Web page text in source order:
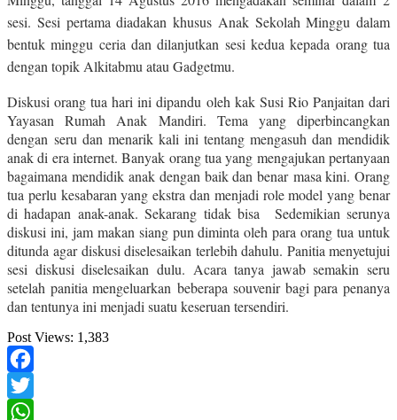
sesi. Sesi pertama diadakan khusus Anak Sekolah Minggu dalam
bentuk minggu ceria dan dilanjutkan sesi kedua kepada orang tua
dengan topik Alkitabmu atau Gadgetmu.
Diskusi orang tua hari ini dipandu oleh kak Susi Rio Panjaitan dari
Yayasan Rumah Anak Mandiri. Tema yang diperbincangkan
dengan seru dan menarik kali ini tentang mengasuh dan mendidik
anak di era internet. Banyak orang tua yang mengajukan pertanyaan
bagaimana mendidik anak dengan baik dan benar masa kini. Orang
tua perlu kesabaran yang ekstra dan menjadi role model yang benar
di hadapan anak-anak. Sekarang tidak bisa Sedemikian serunya
diskusi ini, jam makan siang pun diminta oleh para orang tua untuk
ditunda agar diskusi diselesaikan terlebih dahulu. Panitia menyetujui
sesi diskusi diselesaikan dulu. Acara tanya jawab semakin seru
setelah panitia mengeluarkan beberapa souvenir bagi para penanya
dan tentunya ini menjadi suatu keseruan tersendiri.
Post Views: 1,383
Facebook
Twitter